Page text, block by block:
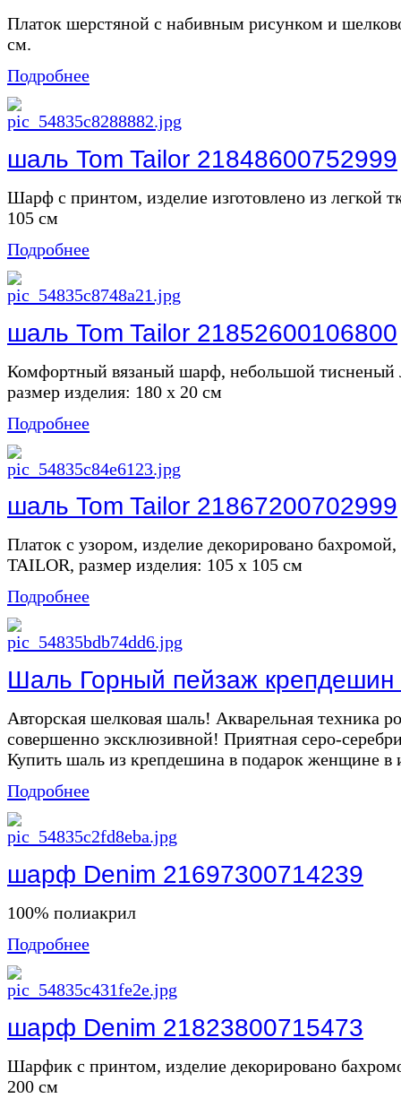
Платок шерстяной с набивным рисунком и
см.
Подробнее
шаль Tom Tailor 21848600752999
Шарф с принтом, изделие изготовлено из легкой
105 см
Подробнее
шаль Tom Tailor 21852600106800
Комфортный вязаный шарф, небольшой тисненый
размер изделия: 180 х 20 см
Подробнее
шаль Tom Tailor 21867200702999
Платок с узором, изделие декорировано
TAILOR, размер изделия: 105 х 105 см
Подробнее
Шаль Горный пейзаж крепдешин
Авторская шелковая шаль! Акварельная техника
совершенно эксклюзивной! Приятная серо-
Купить шаль из крепдешина в подарок женщине в
Подробнее
шарф Denim 21697300714239
100% полиакрил
Подробнее
шарф Denim 21823800715473
Шарфик с принтом, изделие декорировано
200 см